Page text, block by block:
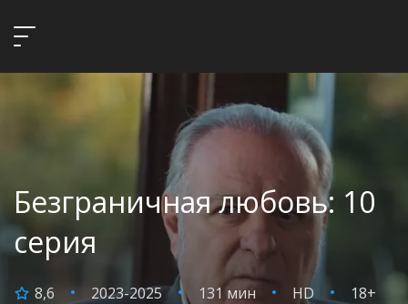
Безграничная любовь: 10
серия
8,6 2023-2025 131 мин HD 18+